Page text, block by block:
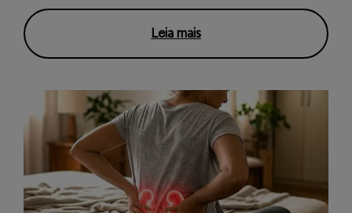
Leia mais